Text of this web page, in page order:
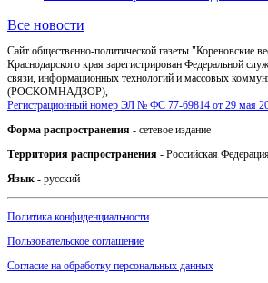
Все новости
Сайт общественно-политической газеты "Кореновские
Краснодарского края зарегистрирован Федеральной
связи, информационных технологий и массовых
(РОСКОМНАДЗОР),
Регистрационный номер ЭЛ № ФС 77-69814 от 29 мая
Форма распространения - сетевое издание
Территория распространения - Российская
Язык - русский
Политика конфиденциальности
Пользовательское соглашение
Согласие на обработку персональных данных